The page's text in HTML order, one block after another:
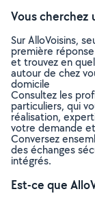
Vous cherchez
Sur AlloVoisins,
première
et trouvez en
autour de chez
domicile
Consultez les
particuliers, qui
réalisation,
votre demande
Conversez
des échanges
intégrés.
Est-ce que